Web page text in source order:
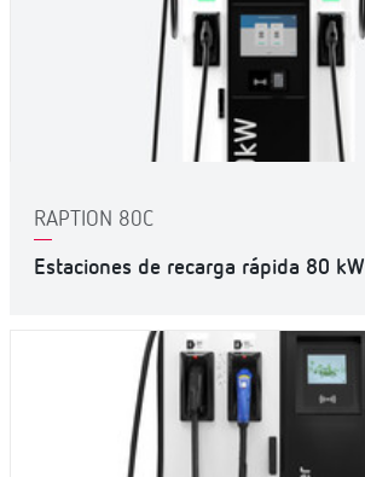
RAPTION 80C
Estaciones de recarga rápida 80 kW